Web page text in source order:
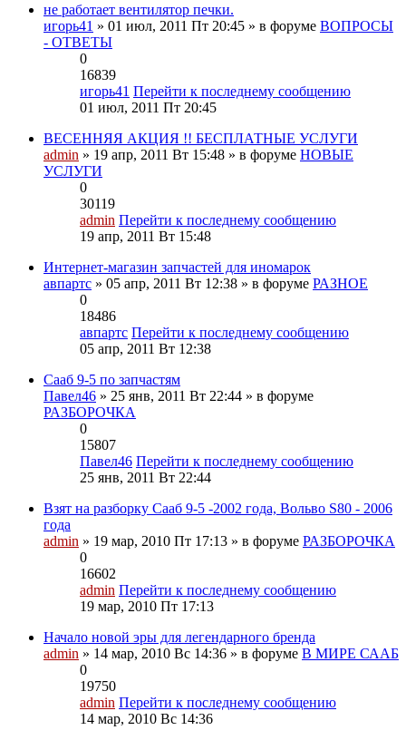
не работает вентилятор печки.
игорь41 » 01 июл, 2011 Пт 20:45 » в форуме ВОПРОСЫ
- ОТВЕТЫ
0
16839
игорь41 Перейти к последнему сообщению
01 июл, 2011 Пт 20:45
ВЕСЕННЯЯ АКЦИЯ !! БЕСПЛАТНЫЕ УСЛУГИ
admin » 19 апр, 2011 Вт 15:48 » в форуме НОВЫЕ
УСЛУГИ
0
30119
admin Перейти к последнему сообщению
19 апр, 2011 Вт 15:48
Интернет-магазин запчастей для иномарок
авпартс » 05 апр, 2011 Вт 12:38 » в форуме РАЗНОЕ
0
18486
авпартс Перейти к последнему сообщению
05 апр, 2011 Вт 12:38
Сааб 9-5 по запчастям
Павел46 » 25 янв, 2011 Вт 22:44 » в форуме
РАЗБОРОЧКА
0
15807
Павел46 Перейти к последнему сообщению
25 янв, 2011 Вт 22:44
Взят на разборку Сааб 9-5 -2002 года, Вольво S80 - 2006
года
admin » 19 мар, 2010 Пт 17:13 » в форуме РАЗБОРОЧКА
0
16602
admin Перейти к последнему сообщению
19 мар, 2010 Пт 17:13
Начало новой эры для легендарного бренда
admin » 14 мар, 2010 Вс 14:36 » в форуме В МИРЕ СААБ
0
19750
admin Перейти к последнему сообщению
14 мар, 2010 Вс 14:36